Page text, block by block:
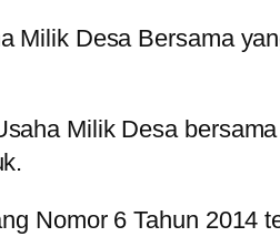
Milik Desa Bersama
Milik Desa
Nomor 6 Tahun